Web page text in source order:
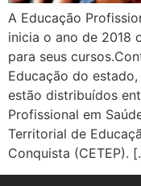
A Educação
inicia o ano de 2018
para seus
Educação do
estão distribuídos
Profissional em
Territorial de
Conquista (CETEP).